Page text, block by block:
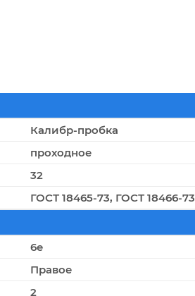
Калибр-пробка
проходное
32
ГОСТ 18465-73, ГОСТ 18466-73
6e
Правое
2